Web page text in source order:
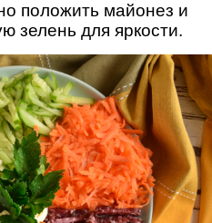
положить майонез и
зелень для яркости.